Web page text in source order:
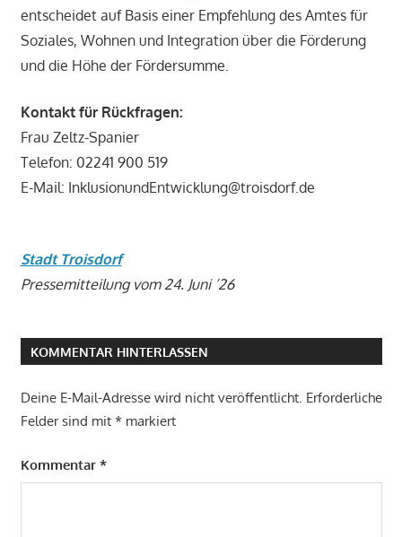
entscheidet auf Basis einer Empfehlung des Amtes für
Soziales, Wohnen und Integration über die Förderung
und die Höhe der Fördersumme.
Kontakt für Rückfragen:
Frau Zeltz-Spanier
Telefon: 02241 900 519
E-Mail: InklusionundEntwicklung@troisdorf.de
Stadt Troisdorf
Pressemitteilung vom 24. Juni ’26
KOMMENTAR HINTERLASSEN
Deine E-Mail-Adresse wird nicht veröffentlicht. Erforderliche
Felder sind mit *markiert
Kommentar *